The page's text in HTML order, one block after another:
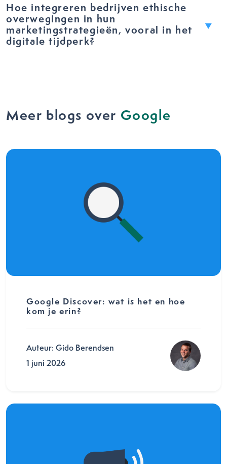
Hoe integreren bedrijven ethische
overwegingen in hun
marketingstrategieën, vooral in het
digitale tijdperk?
Meer blogs over Google
Google Discover: wat is het en hoe
kom je erin?
Auteur: Gido Berendsen
1 juni 2026